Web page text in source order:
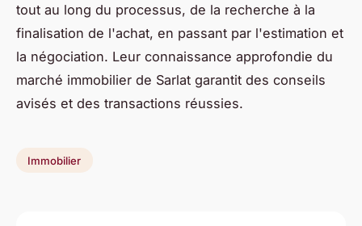
tout au long du processus, de la recherche à la
finalisation de l'achat, en passant par l'estimation et
la négociation. Leur connaissance approfondie du
marché immobilier de Sarlat garantit des conseils
avisés et des transactions réussies.
Immobilier